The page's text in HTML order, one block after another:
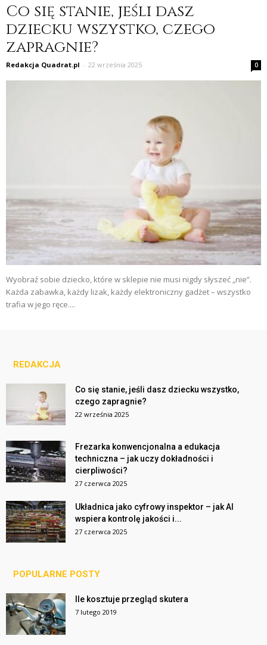
Co się stanie, jeśli dasz
dziecku wszystko, czego
zapragnie?
Redakcja Quadrat.pl - 22 września 2025 0
Wyobraź sobie dziecko, które w sklepie nie musi nigdy słyszeć „nie”.
Każda zabawka, każdy lizak, każdy elektroniczny gadżet – wszystko
trafia w jego ręce....
REDAKCJA
Co się stanie, jeśli dasz dziecku wszystko,
czego zapragnie?
22 września 2025
Frezarka konwencjonalna a edukacja
techniczna – jak uczy dokładności i
cierpliwości?
27 czerwca 2025
Układnica jako cyfrowy inspektor – jak AI
wspiera kontrolę jakości i...
27 czerwca 2025
POPULARNE POSTY
Ile kosztuje przegląd skutera
7 lutego 2019